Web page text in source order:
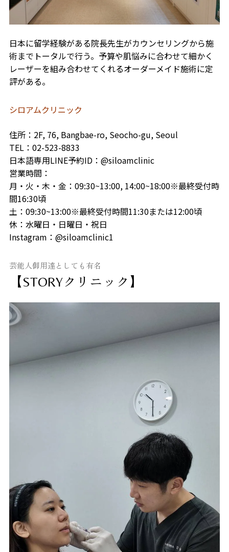
日本に留学経験がある院長先生がカウンセリングから施
術までトータルで行う。予算や肌悩みに合わせて細かく
レーザーを組み合わせてくれるオーダーメイド施術に定
評がある。
シロアムクリニック
住所：2F, 76, Bangbae-ro, Seocho-gu, Seoul
TEL：02-523-8833
日本語専用LINE予約ID：@siloamclinic
営業時間：
月・火・木・金：09:30~13:00, 14:00~18:00※最終受付時
間16:30頃
土：09:30~13:00※最終受付時間11:30または12:00頃
休：水曜日・日曜日・祝日
Instagram：@siloamclinic1
芸能人御用達としても有名
【STORYクリニック】